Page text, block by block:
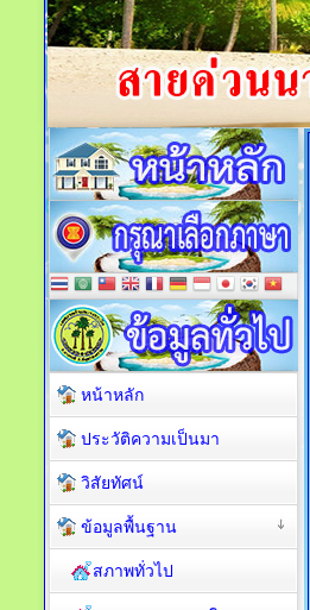
หน้าหลัก
ประวัติความเป็นมา
วิสัยทัศน์
ข้อมูลพื้นฐาน
สภาพทั่วไป